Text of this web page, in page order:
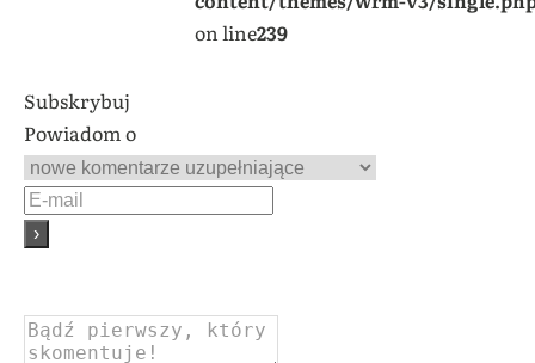
on line239
Subskrybuj
Powiadom o